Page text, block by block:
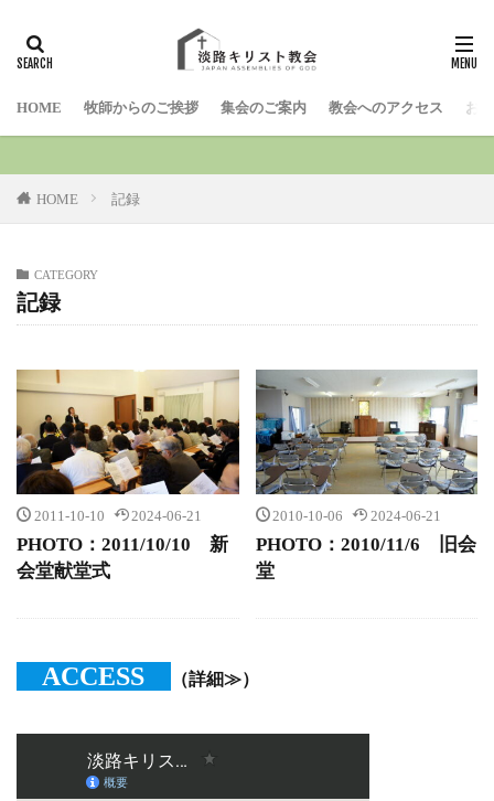
HOME 牧師からのご挨拶 集会のご案内 教会へのアクセス お
HOME 記録
CATEGORY
記録
2011-10-10 2024-06-21
PHOTO：2011/10/10 新
会堂献堂式
2010-10-06 2024-06-21
PHOTO：2010/11/6 旧会
堂
ACCESS （詳細≫）
検索